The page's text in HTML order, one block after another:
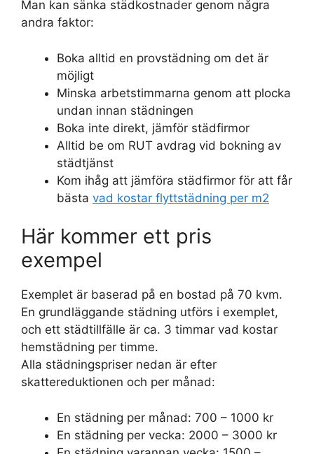
Man kan sänka städkostnader genom några
andra faktor:
Boka alltid en provstädning om det är
möjligt
Minska arbetstimmarna genom att plocka
undan innan städningen
Boka inte direkt, jämför städfirmor
Alltid be om RUT avdrag vid bokning av
städtjänst
Kom ihåg att jämföra städfirmor för att får
bästa vad kostar flyttstädning per m2
Här kommer ett pris
exempel
Exemplet är baserad på en bostad på 70 kvm.
En grundläggande städning utförs i exemplet,
och ett städtillfälle är ca. 3 timmar vad kostar
hemstädning per timme.
Alla städningspriser nedan är efter
skattereduktionen och per månad:
En städning per månad: 700 – 1000 kr
En städning per vecka: 2000 – 3000 kr